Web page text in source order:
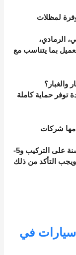
لمظلات
الرمادي،
بما يتناسب مع
والغبار؟
توفر حماية كاملة
شركات
تختلف من شركة لأخرى، لكن المتوسط هو سنة على التركيب و5-
ويجب التأكد من ذلك
في